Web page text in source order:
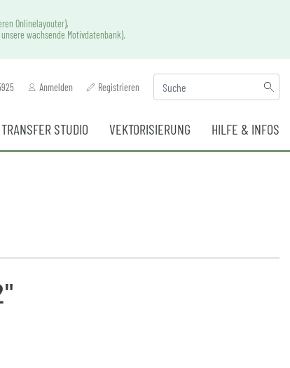
Onlinelayouter),
wachsende Motivdatenbank).
Anmelden Registrieren
TRANSFER STUDIO VEKTORISIERUNG HILFE & INFOS